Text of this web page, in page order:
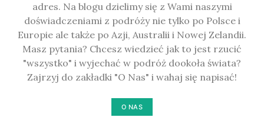
adres. Na blogu dzielimy się z Wami naszymi
doświadczeniami z podróży nie tylko po Polsce i
Europie ale także po Azji, Australii i Nowej Zelandii.
Masz pytania? Chcesz wiedzieć jak to jest rzucić
"wszystko" i wyjechać w podróż dookoła świata?
Zajrzyj do zakładki "O Nas" i wahaj się napisać!
O NAS